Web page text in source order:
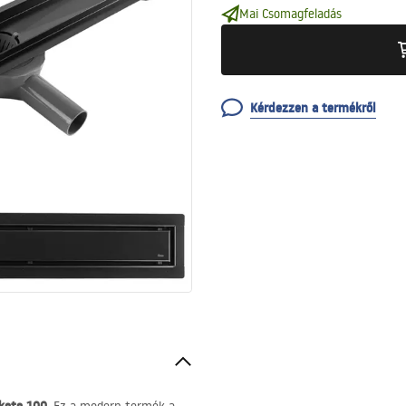
Mai Csomagfeladás
Kérdezzen a termékről